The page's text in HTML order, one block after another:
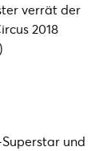
verrät der
2018
und